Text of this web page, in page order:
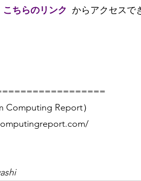
こちらのリンク からアクセスで
Computing Report）